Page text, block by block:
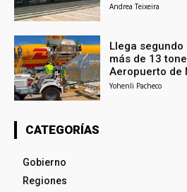
Andrea Teixeira
Llega
más de 13
Aeropuerto de
Yohenli Pacheco
CATEGORÍAS
Gobierno
Regiones